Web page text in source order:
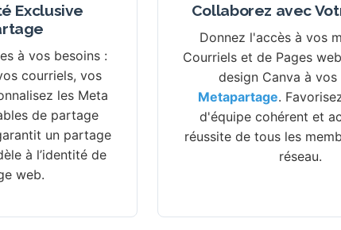
Exclusive
à vos besoins :
courriels, vos
les Meta
de partage
un partage
à l’identité de
web.
Collaborez avec
Donnez l'accès à vos
Courriels et de Pages
design Canva à vos
Metapartage.
d'équipe cohérent et
réussite de tous les
réseau.